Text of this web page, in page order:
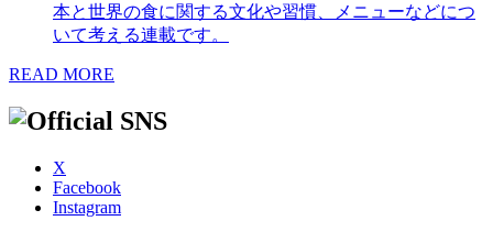
本と世界の食に関する文化や習慣、メニューなどにつ
いて考える連載です。
READ MORE
X
Facebook
Instagram